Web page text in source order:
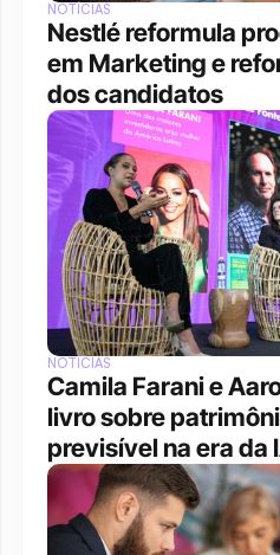
NOTÍCIAS
Nestlé reformula
em Marketing e
dos candidatos
NOTÍCIAS
Camila Farani e
livro sobre
previsível na era da